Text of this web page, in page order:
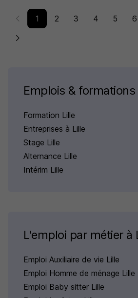
1 2 3 4 5 6
Emplois & formations
Formation Lille
Entreprises à Lille
Stage Lille
Alternance Lille
Intérim Lille
L'emploi par métier à
Emploi Auxiliaire de vie Lille
Emploi Homme de ménage Lille
Emploi Baby sitter Lille